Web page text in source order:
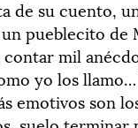
de su cuento,
pueblecito de
contar mil
yo los
emotivos son